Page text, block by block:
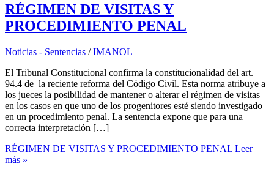
RÉGIMEN DE VISITAS Y
PROCEDIMIENTO PENAL
Noticias - Sentencias /IMANOL
El Tribunal Constitucional confirma la constitucionalidad del art.
94.4 de la reciente reforma del Código Civil. Esta norma atribuye a
los jueces la posibilidad de mantener o alterar el régimen de visitas
en los casos en que uno de los progenitores esté siendo investigado
en un procedimiento penal. La sentencia expone que para una
correcta interpretación […]
RÉGIMEN DE VISITAS Y PROCEDIMIENTO PENAL Leer
más »